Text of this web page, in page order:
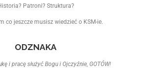
Patroni? Struktura?
co jeszcze musisz wiedzieć o KSM-ie.
ODZNAKA
i pracę służyć Bogu i Ojczyźnie, GOTÓW!